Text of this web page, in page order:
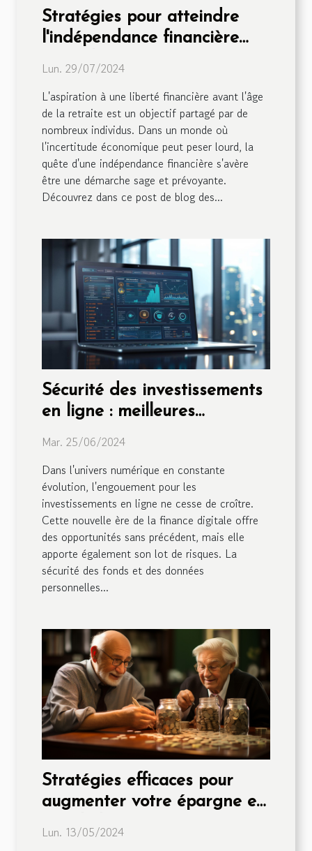
Stratégies pour atteindre
l'indépendance financière
Lun. 29/07/2024
L'aspiration à une liberté financière avant l'âge
de la retraite est un objectif partagé par de
nombreux individus. Dans un monde où
l'incertitude économique peut peser lourd, la
quête d'une indépendance financière s'avère
être une démarche sage et prévoyante.
Découvrez dans ce post de blog des...
Sécurité des investissements
en ligne : meilleures
Mar. 25/06/2024
Dans l'univers numérique en constante
évolution, l'engouement pour les
investissements en ligne ne cesse de croître.
Cette nouvelle ère de la finance digitale offre
des opportunités sans précédent, mais elle
apporte également son lot de risques. La
sécurité des fonds et des données
personnelles...
Stratégies efficaces pour
augmenter votre épargne en
vue de la retraite
Lun. 13/05/2024